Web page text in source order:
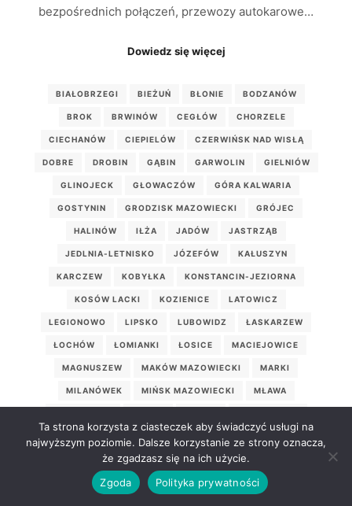
bezpośrednich połączeń, przewozy autokarowe…
Dowiedz się więcej
BIAŁOBRZEGI BIEŻUŃ BŁONIE BODZANÓW
BROK BRWINÓW CEGŁÓW CHORZELE
CIECHANÓW CIEPIELÓW CZERWIŃSK NAD WISŁĄ
DOBRE DROBIN GĄBIN GARWOLIN GIELNIÓW
GLINOJECK GŁOWACZÓW GÓRA KALWARIA
GOSTYNIN GRODZISK MAZOWIECKI GRÓJEC
HALINÓW IŁŻA JADÓW JASTRZĄB
JEDLNIA-LETNISKO JÓZEFÓW KAŁUSZYN
KARCZEW KOBYŁKA KONSTANCIN-JEZIORNA
KOSÓW LACKI KOZIENICE LATOWICZ
LEGIONOWO LIPSKO LUBOWIDZ ŁASKARZEW
ŁOCHÓW ŁOMIANKI ŁOSICE MACIEJOWICE
MAGNUSZEW MAKÓW MAZOWIECKI MARKI
MILANÓWEK MIŃSK MAZOWIECKI MŁAWA
MYSZYNIEC NOWE MIASTO
NOWE MIASTO NAD PILICĄ NOWY DWÓR MAZOWIECKI
ODRZYWÓŁ OSIECK OSTROŁĘKA
Ta strona korzysta z ciasteczek aby świadczyć usługi na
najwyższym poziomie. Dalsze korzystanie ze strony oznacza,
że zgadzasz się na ich użycie.
Zgoda
Polityka prywatności